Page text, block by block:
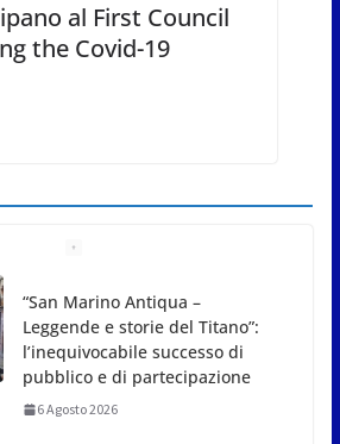
al First Council
the Covid-19
Meno asfalto, più alberi: San
Marino punta sulla
depavimentazione per
contrastare caldo e rischio
idrogeologico